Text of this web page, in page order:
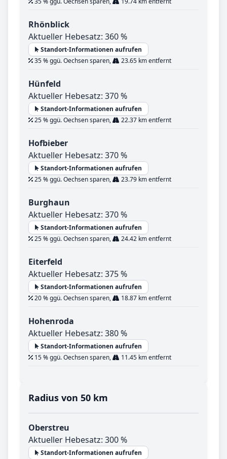
Rhönblick
Aktueller Hebesatz: 360 %
Standort-Informationen aufrufen
35 % ggü. Oechsen sparen,
23.65 km entfernt
Hünfeld
Aktueller Hebesatz: 370 %
Standort-Informationen aufrufen
25 % ggü. Oechsen sparen,
22.37 km entfernt
Hofbieber
Aktueller Hebesatz: 370 %
Standort-Informationen aufrufen
25 % ggü. Oechsen sparen,
23.79 km entfernt
Burghaun
Aktueller Hebesatz: 370 %
Standort-Informationen aufrufen
25 % ggü. Oechsen sparen,
24.42 km entfernt
Eiterfeld
Aktueller Hebesatz: 375 %
Standort-Informationen aufrufen
20 % ggü. Oechsen sparen,
18.87 km entfernt
Hohenroda
Aktueller Hebesatz: 380 %
Standort-Informationen aufrufen
15 % ggü. Oechsen sparen,
11.45 km entfernt
Radius von 50 km
Oberstreu
Aktueller Hebesatz: 300 %
Standort-Informationen aufrufen